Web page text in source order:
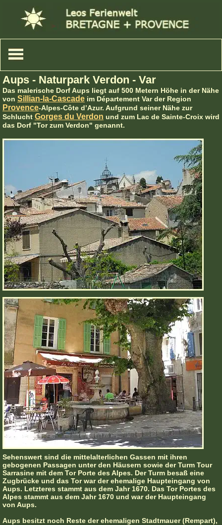
Aups - Naturpark Verdon - Var
Das malerische Dorf Aups liegt auf 500 Metern Höhe in der Nähe
von Sillian-la-Cascade im Département Var der Region
Provence-Alpes-Côte d’Azur. Aufgrund seiner Nähe zur
Schlucht Gorges du Verdon und zum Lac de Sainte-Croix wird
das Dorf "Tor zum Verdon" genannt.
Sehenswert sind die mittelalterlichen Gassen mit ihren
gebogenen Passagen unter den Häusern sowie der Turm Tour
Sarrasine mit dem Tor Porte des Alpes. Der Turm besaß eine
Zugbrücke und das Tor war der ehemalige Haupteingang von
Aups. Letzteres stammt aus dem Jahr 1670. Das Tor Portes des
Alpes stammt aus dem Jahr 1670 und war der Haupteingang
von Aups.
Aups besitzt noch Reste der ehemaligen Stadtmauer (Rempart),